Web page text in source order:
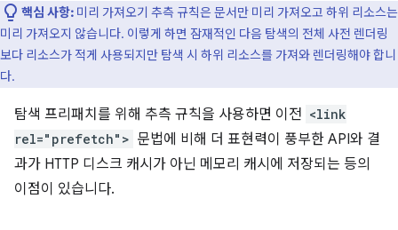
핵심 사항: 미리 가져오기 추측 규칙은 문서만 미리 가져오고 하위 리소스는
미리 가져오지 않습니다. 이렇게 하면 잠재적인 다음 탐색의 전체 사전 렌더링
보다 리소스가 적게 사용되지만 탐색 시 하위 리소스를 가져와 렌더링해야 합니
다.
탐색 프리패치를 위해 추측 규칙을 사용하면 이전 <link
rel="prefetch"> 문법에 비해 더 표현력이 풍부한 API와 결
과가 HTTP 디스크 캐시가 아닌 메모리 캐시에 저장되는 등의
이점이 있습니다.